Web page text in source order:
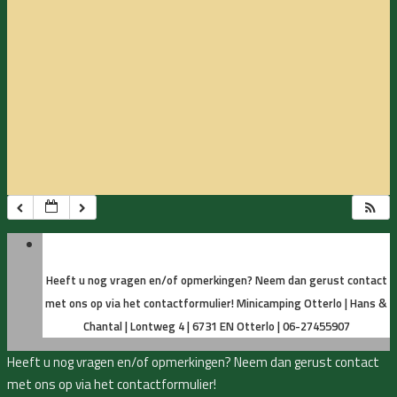
Heeft u nog vragen en/of opmerkingen? Neem dan gerust contact
met ons op via het contactformulier!Minicamping Otterlo | Hans &
Chantal | Lontweg 4 | 6731 EN Otterlo | 06-27455907
Heeft u nog vragen en/of opmerkingen? Neem dan gerust contact
met ons op via het contactformulier!